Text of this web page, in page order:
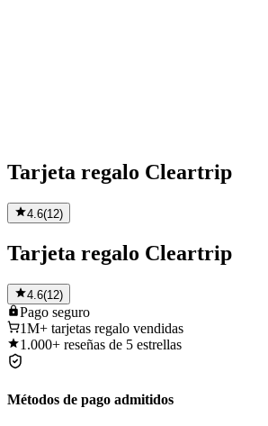
Tarjeta regalo Cleartrip
4.6(12)
Tarjeta regalo Cleartrip
4.6(12)
Pago seguro
1M+ tarjetas regalo vendidas
1.000+ reseñas de 5 estrellas
Métodos de pago admitidos